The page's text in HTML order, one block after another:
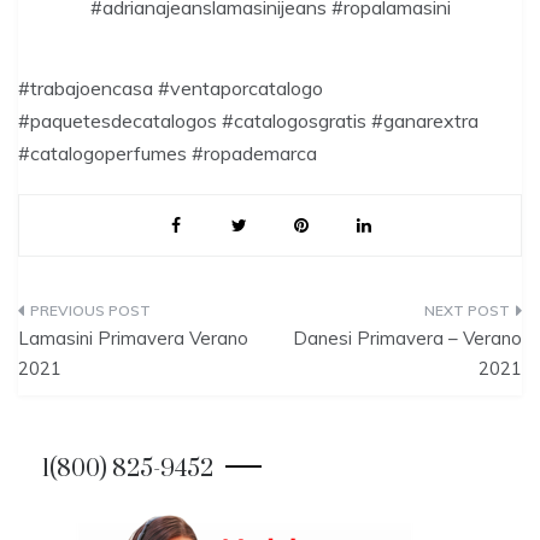
#adrianajeanslamasinijeans #ropalamasini
#trabajoencasa #ventaporcatalogo
#paquetesdecatalogos #catalogosgratis #ganarextra
#catalogoperfumes #ropademarca
P
o
Lamasini Primavera Verano
2021
Danesi Primavera – Verano
2021
1(800) 825-9452